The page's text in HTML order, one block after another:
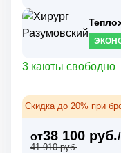
3 каюты свободно
Скидка до 20% при
от38 100 руб.
41 910 руб.